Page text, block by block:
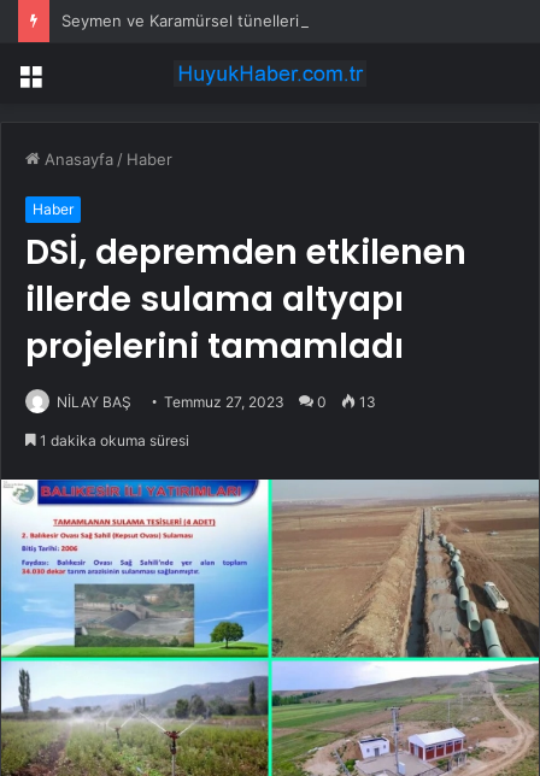
Seymen ve Karamürsel tünellerine konfor dokunuşu
Menü
Anasayfa / Haber
Haber
DSİ, depremden etkilenen
illerde sulama altyapı
projelerini tamamladı
NİLAY BAŞ Temmuz 27, 2023 0 13
1 dakika okuma süresi